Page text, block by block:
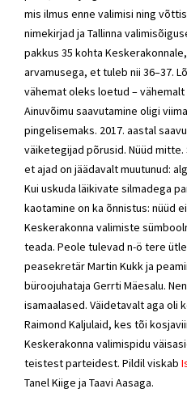
mis ilmus enne valimisi ning
nimekirjad ja Tallinna
pakkus 35 kohta
arvamusega, et tuleb nii 36–37.
vähemat oleks loetud –
Ainuvõimu saavutamine oligi
pingelisemaks. 2017. aastal
väiketegijad põrusid. Nüüd mitte.
et ajad on jäädavalt muutunud:
Kui uskuda läikivate silmadega
kaotamine on ka õnnistus: nüüd
Keskerakonna valimiste
teada. Peole tulevad n-ö tere
peasekretär Martin Kukk ja
büroojuhataja Gerrti Mäesalu.
isamaalased. Väidetavalt aga oli
Raimond Kaljulaid, kes tõi
Keskerakonna valimispidu
teistest parteidest. Pildil viskab
Tanel Kiige ja Taavi Aasaga.